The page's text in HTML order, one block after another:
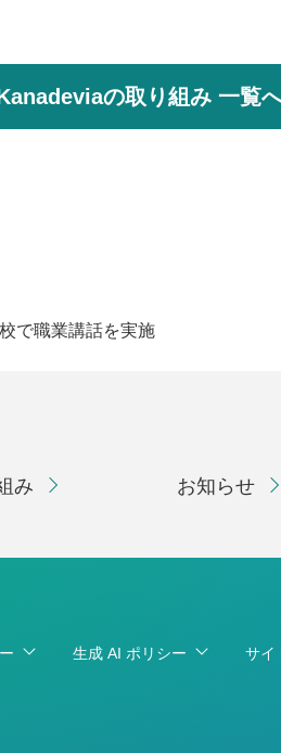
の取り組み 一覧
で職業講話を実施
み お知らせ
生成 AI ポリシー サイ